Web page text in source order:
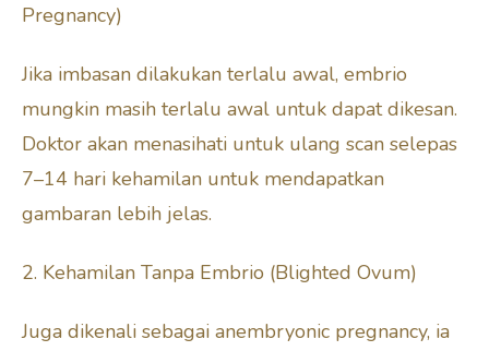
Pregnancy)
Jika imbasan dilakukan terlalu awal, embrio
mungkin masih terlalu awal untuk dapat dikesan.
Doktor akan menasihati untuk ulang scan selepas
7–14 hari kehamilan untuk mendapatkan
gambaran lebih jelas.
2. Kehamilan Tanpa Embrio (Blighted Ovum)
Juga dikenali sebagai anembryonic pregnancy, ia